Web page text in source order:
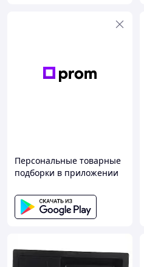
Персональные товарные
подборки в приложении